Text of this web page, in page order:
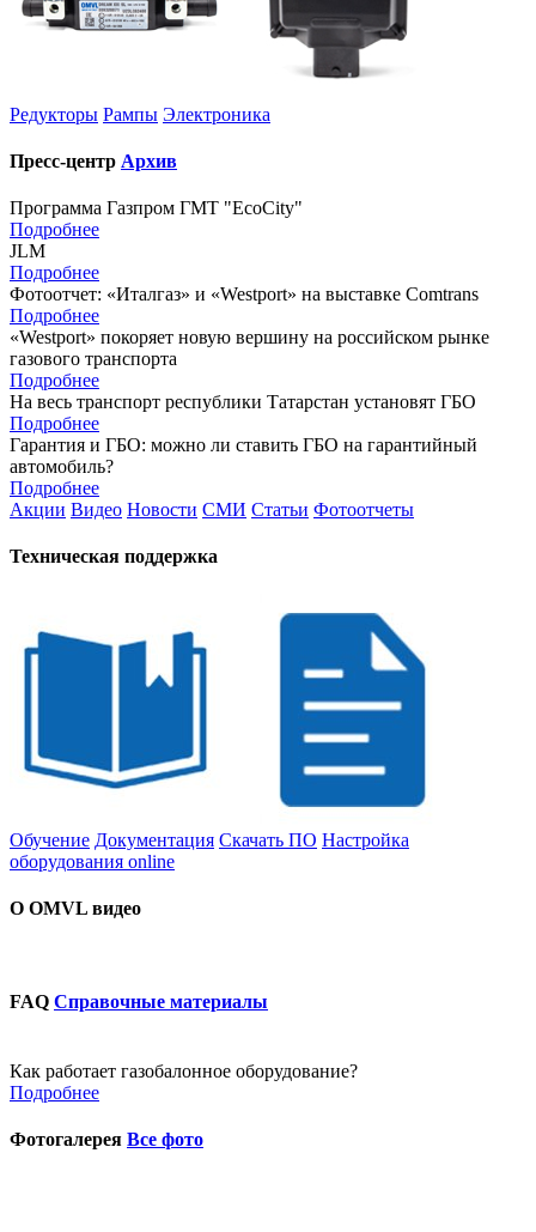
Редукторы Рампы Электроника
Пресс-центр Архив
Программа Газпром ГМТ "EcoCity"
Подробнее
JLM
Подробнее
Фотоотчет: «Италгаз» и «Westport» на выставке Comtrans
Подробнее
«Westport» покоряет новую вершину на российском рынке
газового транспорта
Подробнее
На весь транспорт республики Татарстан установят ГБО
Подробнее
Гарантия и ГБО: можно ли ставить ГБО на гарантийный
автомобиль?
Подробнее
Акции Видео Новости СМИ Статьи Фотоотчеты
Техническая поддержка
Обучение Документация Скачать ПО Настройка
оборудования online
О OMVL видео
FAQ Справочные материалы
Как работает газобалонное оборудование?
Подробнее
Фотогалерея Все фото